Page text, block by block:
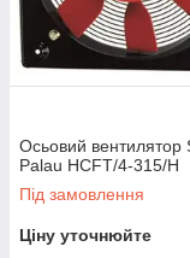
Осьовий вентилятор
Palau HCFT/4-315/H
Під замовлення
Ціну уточнюйте